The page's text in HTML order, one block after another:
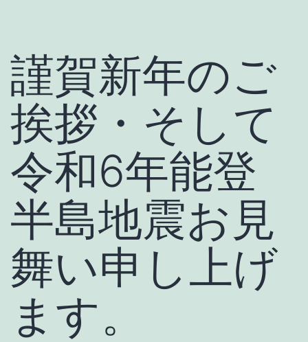
謹賀新年のご
挨拶・そして
令和6年能登
半島地震お見
舞い申し上げ
ます。